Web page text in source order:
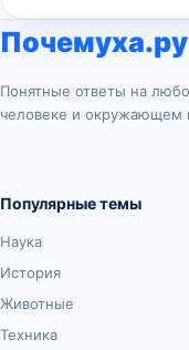
Почемуха.ру
Понятные ответы на
человеке и окружающем
Популярные темы
Наука
История
Животные
Техника